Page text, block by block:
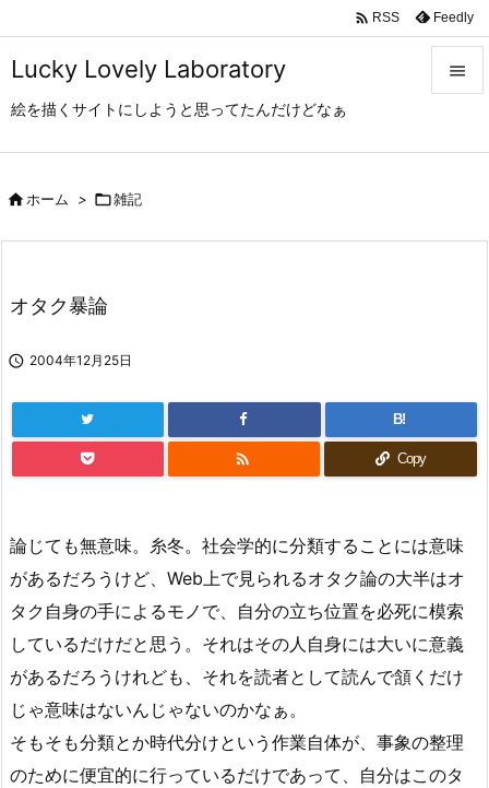
Lucky Lovely Laboratory
絵を描くサイトにしようと思ってたんだけどなぁ

 RSS Feedly
ホーム > 雑記
オタク暴論
 2004年12月25日
B!
 Copy
論じても無意味。糸冬。社会学的に分類することには意味
があるだろうけど、Web上で見られるオタク論の大半はオ
タク自身の手によるモノで、自分の立ち位置を必死に模索
しているだけだと思う。それはその人自身には大いに意義
があるだろうけれども、それを読者として読んで頷くだけ
じゃ意味はないんじゃないのかなぁ。
そもそも分類とか時代分けという作業自体が、事象の整理
のために便宜的に行っているだけであって、自分はこのタ